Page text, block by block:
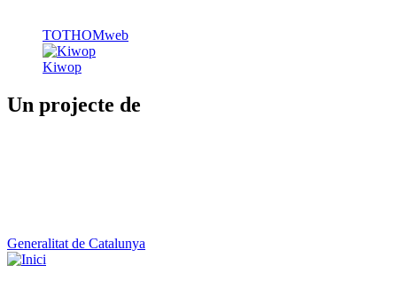
TOTHOMweb
Kiwop
Un projecte de
Generalitat de Catalunya